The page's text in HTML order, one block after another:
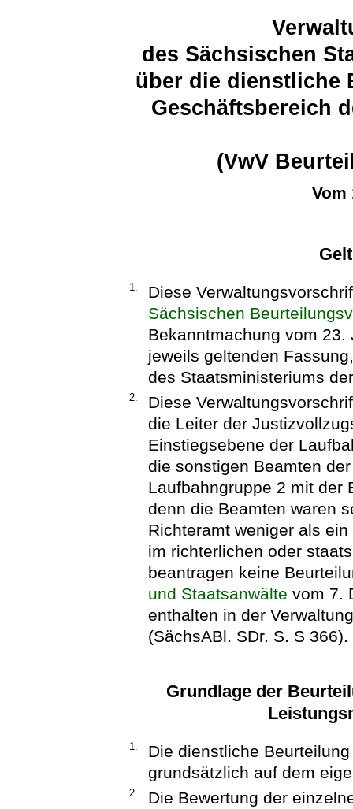
des Sächsischen
über die dienstliche
Geschäftsbereich
(VwV
Vom
1.
Diese
Sächsischen
Bekanntmachung vom
jeweils geltenden
des Staatsministeriums
2.
Diese
die Leiter der
Einstiegsebene der
die sonstigen Beamten
Laufbahngruppe 2 mit der
denn die Beamten waren
Richteramt weniger als
im richterlichen oder
beantragen keine
und Staatsanwälte vom 7.
enthalten in der
(SächsABl. SDr. S. S 366).
Grundlage der
1.
Die dienstliche
grundsätzlich auf dem
2.
Die Bewertung der